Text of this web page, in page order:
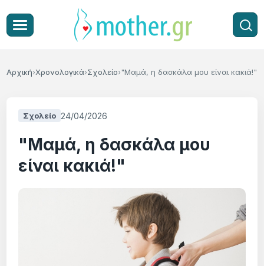
Αρχική Χρονολογικά Σχολείο "Μαμά, η δασκάλα μου είναι κακιά!"
Σχολείο 24/04/2026
"Μαμά, η δασκάλα μου
είναι κακιά!"